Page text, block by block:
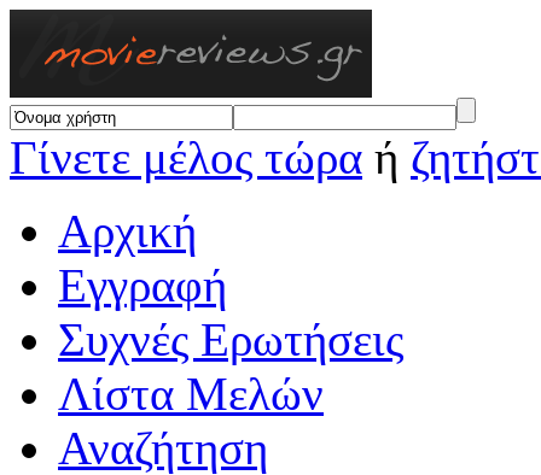
Γίνετε μέλος τώρα ή
Αρχική
Εγγραφή
Συχνές Ερωτήσεις
Λίστα Μελών
Αναζήτηση